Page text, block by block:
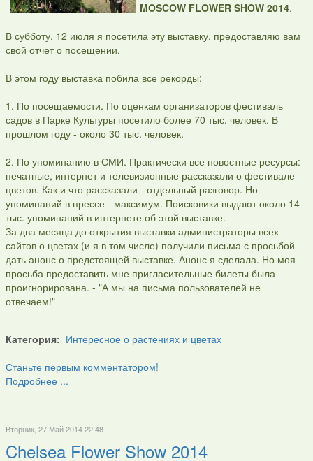
MOSCOW FLOWER SHOW 2014.
В субботу, 12 июля я посетила эту выставку. предоставляю вам
свой отчет о посещении.
В этом году выставка побила все рекорды:
1. По посещаемости. По оценкам организаторов фестиваль
садов в Парке Культуры посетило более 70 тыс. человек. В
прошлом году - около 30 тыс. человек.
2. По упоминанию в СМИ. Практически все новостные ресурсы:
печатные, интернет и телевизионные рассказали о фестивале
цветов. Как и что рассказали - отдельный разговор. Но
упоминаний в прессе - максимум. Поисковики выдают около 14
тыс. упоминаний в интернете об этой выставке.
За два месяца до открытия выставки администраторы всех
сайтов о цветах (и я в том числе) получили письма с просьбой
дать анонс о предстоящей выставке. Анонс я сделала. Но моя
просьба предоставить мне пригласительные билеты была
проигнорирована. - "А мы на письма пользователей не
отвечаем!"
Категория: Интересное о растениях и цветах
Станьте первым комментатором!
Подробнее ...
Вторник, 27 Май 2014 22:48
Chelsea Flower Show 2014